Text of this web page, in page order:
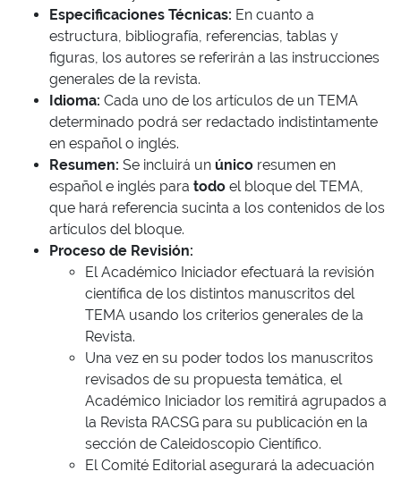
Especificaciones Técnicas: En cuanto a
estructura, bibliografía, referencias, tablas y
figuras, los autores se referirán a las instrucciones
generales de la revista.
Idioma: Cada uno de los artículos de un TEMA
determinado podrá ser redactado indistintamente
en español o inglés.
Resumen: Se incluirá un único resumen en
español e inglés para todo el bloque del TEMA,
que hará referencia sucinta a los contenidos de los
artículos del bloque.
Proceso de Revisión:
El Académico Iniciador efectuará la revisión
científica de los distintos manuscritos del
TEMA usando los criterios generales de la
Revista.
Una vez en su poder todos los manuscritos
revisados de su propuesta temática, el
Académico Iniciador los remitirá agrupados a
la Revista RACSG para su publicación en la
sección de Caleidoscopio Científico.
El Comité Editorial asegurará la adecuación